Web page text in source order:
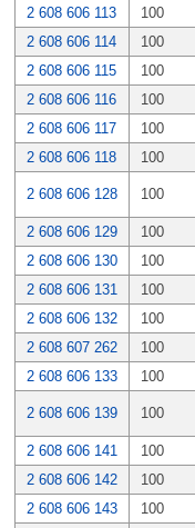
2 608 606 113
100
2 608 606 114
100
2 608 606 115
100
2 608 606 116
100
2 608 606 117
100
2 608 606 118
100
2 608 606 128 100
2 608 606 129
100
2 608 606 130
100
2 608 606 131
100
2 608 606 132
100
2 608 607 262
100
2 608 606 133
100
2 608 606 139 100
2 608 606 141
100
2 608 606 142
100
2 608 606 143
100